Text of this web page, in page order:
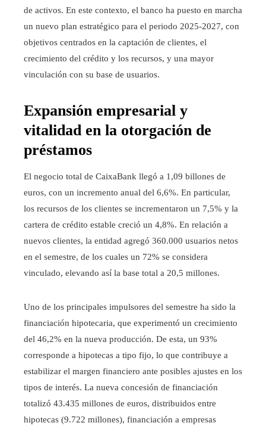
de activos. En este contexto, el banco ha puesto en marcha
un nuevo plan estratégico para el periodo 2025-2027, con
objetivos centrados en la captación de clientes, el
crecimiento del crédito y los recursos, y una mayor
vinculación con su base de usuarios.
Expansión empresarial y
vitalidad en la otorgación de
préstamos
El negocio total de CaixaBank llegó a 1,09 billones de
euros, con un incremento anual del 6,6%. En particular,
los recursos de los clientes se incrementaron un 7,5% y la
cartera de crédito estable creció un 4,8%. En relación a
nuevos clientes, la entidad agregó 360.000 usuarios netos
en el semestre, de los cuales un 72% se considera
vinculado, elevando así la base total a 20,5 millones.
Uno de los principales impulsores del semestre ha sido la
financiación hipotecaria, que experimentó un crecimiento
del 46,2% en la nueva producción. De esta, un 93%
corresponde a hipotecas a tipo fijo, lo que contribuye a
estabilizar el margen financiero ante posibles ajustes en los
tipos de interés. La nueva concesión de financiación
totalizó 43.435 millones de euros, distribuidos entre
hipotecas (9.722 millones), financiación a empresas